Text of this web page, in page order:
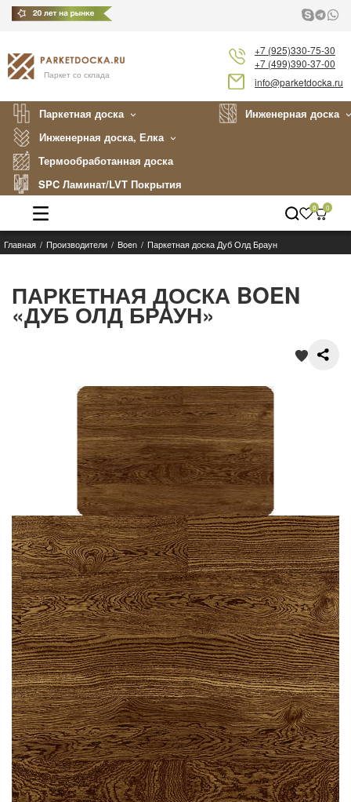
Паркет со склада
+7 (925)330-75-30
+7 (499)390-37-00
info@parketdocka.ru
Паркетная доска
Инженерная доска
Инженерная доска, Елка
Термообработанная доска
SPC Ламинат/LVT Покрытия
Каталог
Укладка
Покупателям
0 0
Главная Производители Boen Паркетная доска Дуб Олд Браун
ПАРКЕТНАЯ ДОСКА BOEN
«ДУБ ОЛД БРАУН»